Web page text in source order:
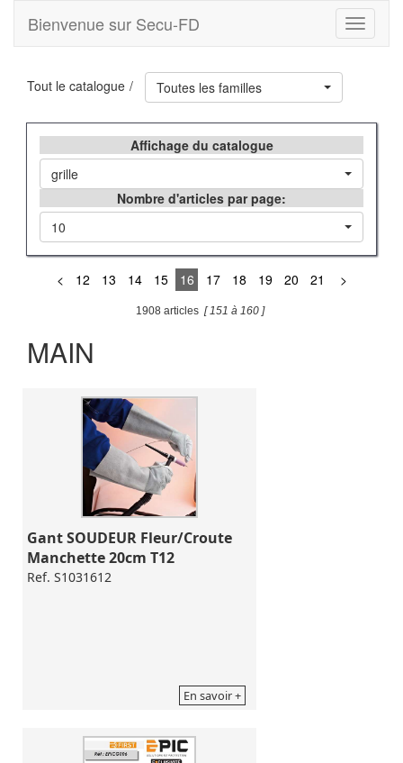
Toggle
Bienvenue sur Secu-FD
Tout le catalogue Toutes les familles
Affichage du catalogue
grille
Nombre d'articles par page:
10
< 12 13 14 15 16 17 18 19 20 21 >
1908 articles [ 151 à 160 ]
MAIN
Gant SOUDEUR Fleur/Croute
Manchette 20cm T12
Ref. S1031612
En savoir +